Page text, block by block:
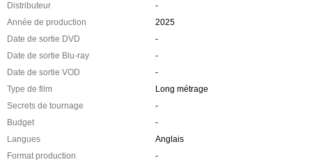
Distributeur
-
Année de production
2025
Date de sortie DVD
-
Date de sortie Blu-ray
-
Date de sortie VOD
-
Type de film
Long métrage
Secrets de tournage
-
Budget
-
Langues
Anglais
Format production
-